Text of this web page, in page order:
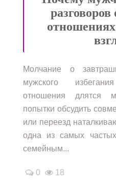
Молчание о
мужского
отношения длятся
попытки обсудить
или переезд
одна из самых
семейным...
0 18